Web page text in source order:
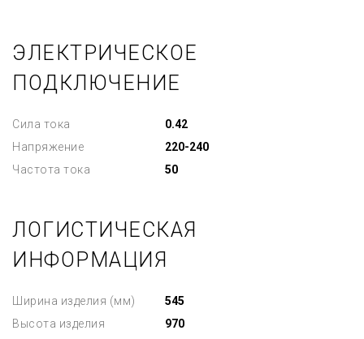
ЭЛЕКТРИЧЕСКОЕ
ПОДКЛЮЧЕНИЕ
Сила тока
0.42
Напряжение
220-240
Частота тока
50
ЛОГИСТИЧЕСКАЯ
ИНФОРМАЦИЯ
Ширина изделия (мм)
545
Высота изделия
970